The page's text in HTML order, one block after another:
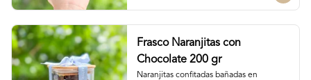
Frasco Naranjitas con
Chocolate 200 gr
Naranjitas confitadas bañadas en